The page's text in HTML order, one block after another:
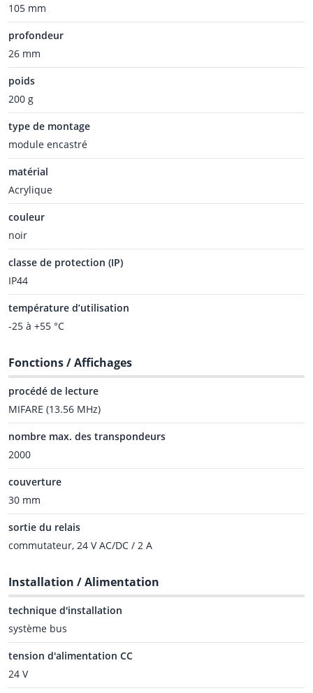
105 mm
profondeur
26 mm
poids
200 g
type de montage
module encastré
matérial
Acrylique
couleur
noir
classe de protection (IP)
IP44
température d’utilisation
-25 à +55 °C
Fonctions / Affichages
procédé de lecture
MIFARE (13.56 MHz)
nombre max. des transpondeurs
2000
couverture
30 mm
sortie du relais
commutateur, 24 V AC/DC / 2 A
Installation / Alimentation
technique d'installation
système bus
tension d'alimentation CC
24 V